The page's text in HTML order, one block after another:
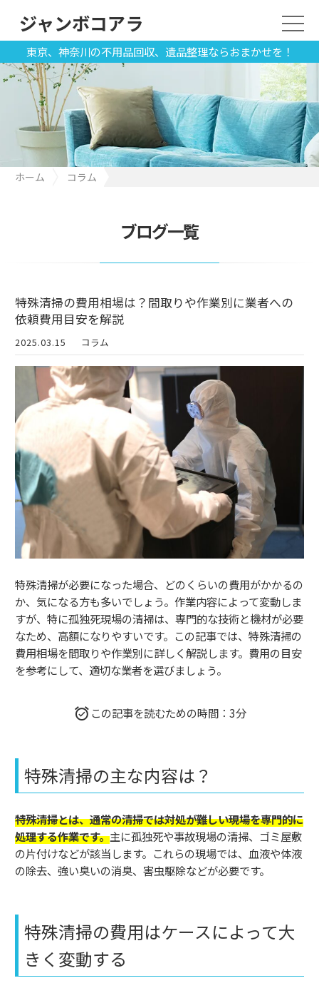
東京、神奈川の不用品回収、遺品整理ならおまかせを！
ジャンボコアラ
ホーム
コラム
ブログ一覧
特殊清掃の費用相場は？間取りや作業別に業者への
依頼費用目安を解説
2025.03.15 コラム
特殊清掃が必要になった場合、どのくらいの費用がかかるの
か、気になる方も多いでしょう。作業内容によって変動しま
すが、特に孤独死現場の清掃は、専門的な技術と機材が必要
なため、高額になりやすいです。この記事では、特殊清掃の
費用相場を間取りや作業別に詳しく解説します。費用の目安
を参考にして、適切な業者を選びましょう。
この記事を読むための時間：3分
特殊清掃の主な内容は？
特殊清掃とは、通常の清掃では対処が難しい現場を専門的に
処理する作業です。主に孤独死や事故現場の清掃、ゴミ屋敷
の片付けなどが該当します。これらの現場では、血液や体液
の除去、強い臭いの消臭、害虫駆除などが必要です。
特殊清掃の費用はケースによって大
きく変動する